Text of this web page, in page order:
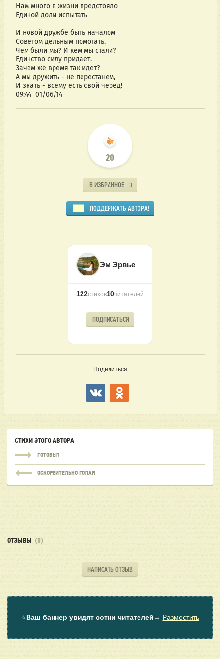
Нам много в жизни предстояло
Единой доли испытать
И новой дружбе быть началом
Советом дельным помогать.
Чем были мы? И кем мы стали?
Единство силу придает.
Зачем же время так идет?
А мы дружить - не перестанем,
И знать - всему есть свой черед!
09:44 01/06/14
20
В ИЗБРАННОЕ 3
ПОДДЕРЖАТЬ АВТОРА!
Эм Эрвье
122стихов10читателей
ПОДПИСАТЬСЯ
Поделиться
СТИХИ ЭТОГО АВТОРА
ГОТОВЫ?
ОСКОРБИТЕЛЬНО ГОЛАЯ
ОТЗЫВЫ (0)
НАПИСАТЬ ОТЗЫВ
⭐Ваш баннер увидят сотни читателей → Разместить